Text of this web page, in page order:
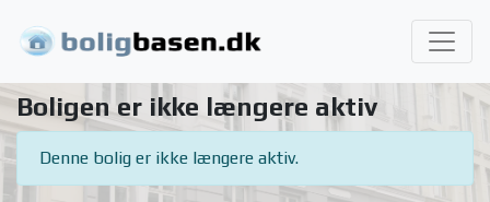
Boligen er ikke længere aktiv
Denne bolig er ikke længere aktiv.